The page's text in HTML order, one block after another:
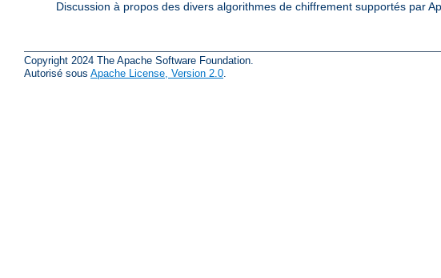
Discussion à propos des divers algorithmes de chiffrement supportés par
Copyright 2024 The Apache Software Foundation.
Autorisé sous Apache License, Version 2.0